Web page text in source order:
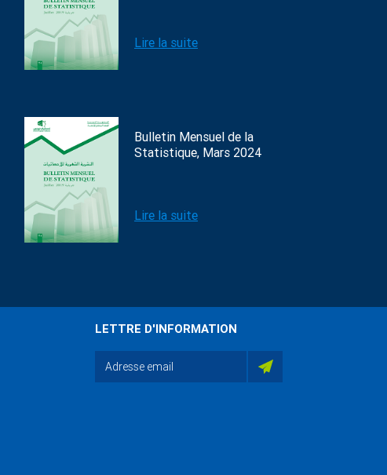
Lire la suite
Bulletin Mensuel de la
Statistique, Mars 2024
Lire la suite
LETTRE D'INFORMATION